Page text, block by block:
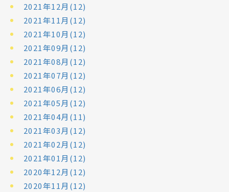
2021年12月(12)
2021年11月(12)
2021年10月(12)
2021年09月(12)
2021年08月(12)
2021年07月(12)
2021年06月(12)
2021年05月(12)
2021年04月(11)
2021年03月(12)
2021年02月(12)
2021年01月(12)
2020年12月(12)
2020年11月(12)